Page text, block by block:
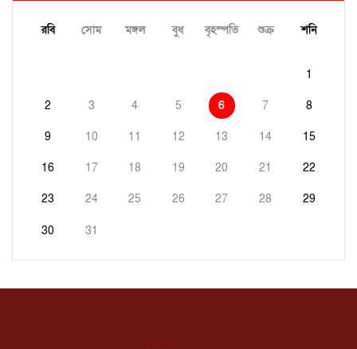
রবি সোম মঙ্গল বুধ বৃহস্পতি শুক্র শনি
1
2 3 4 5 6 7 8
9 10 11 12 13 14 15
16 17 18 19 20 21 22
23 24 25 26 27 28 29
30 31